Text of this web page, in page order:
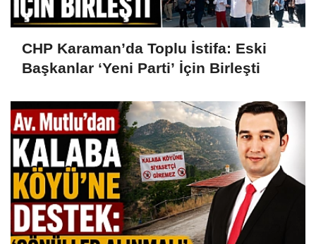
CHP Karaman’da Toplu İstifa: Eski
Başkanlar ‘Yeni Parti’ İçin Birleşti